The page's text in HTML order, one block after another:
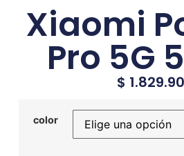
Xiaomi
Pro 5G
$
color